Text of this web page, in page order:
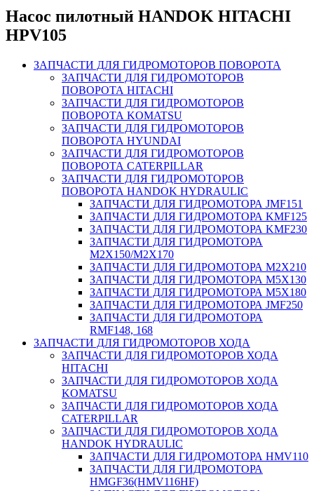
Насос пилотный HANDOK HITACHI
HPV105
ЗАПЧАСТИ ДЛЯ ГИДРОМОТОРОВ ПОВОРОТА
ЗАПЧАСТИ ДЛЯ ГИДРОМОТОРОВ
ПОВОРОТА HITACHI
ЗАПЧАСТИ ДЛЯ ГИДРОМОТОРОВ
ПОВОРОТА KOMATSU
ЗАПЧАСТИ ДЛЯ ГИДРОМОТОРОВ
ПОВОРОТА HYUNDAI
ЗАПЧАСТИ ДЛЯ ГИДРОМОТОРОВ
ПОВОРОТА CATERPILLAR
ЗАПЧАСТИ ДЛЯ ГИДРОМОТОРОВ
ПОВОРОТА HANDOK HYDRAULIC
ЗАПЧАСТИ ДЛЯ ГИДРОМОТОРА JMF151
ЗАПЧАСТИ ДЛЯ ГИДРОМОТОРА KMF125
ЗАПЧАСТИ ДЛЯ ГИДРОМОТОРА KMF230
ЗАПЧАСТИ ДЛЯ ГИДРОМОТОРА
M2X150/M2X170
ЗАПЧАСТИ ДЛЯ ГИДРОМОТОРА M2X210
ЗАПЧАСТИ ДЛЯ ГИДРОМОТОРА M5X130
ЗАПЧАСТИ ДЛЯ ГИДРОМОТОРА M5X180
ЗАПЧАСТИ ДЛЯ ГИДРОМОТОРА JMF250
ЗАПЧАСТИ ДЛЯ ГИДРОМОТОРА
RMF148, 168
ЗАПЧАСТИ ДЛЯ ГИДРОМОТОРОВ ХОДА
ЗАПЧАСТИ ДЛЯ ГИДРОМОТОРОВ ХОДА
HITACHI
ЗАПЧАСТИ ДЛЯ ГИДРОМОТОРОВ ХОДА
KOMATSU
ЗАПЧАСТИ ДЛЯ ГИДРОМОТОРОВ ХОДА
CATERPILLAR
ЗАПЧАСТИ ДЛЯ ГИДРОМОТОРОВ ХОДА
HANDOK HYDRAULIC
ЗАПЧАСТИ ДЛЯ ГИДРОМОТОРА HMV110
ЗАПЧАСТИ ДЛЯ ГИДРОМОТОРА
HMGF36(HMV116HF)